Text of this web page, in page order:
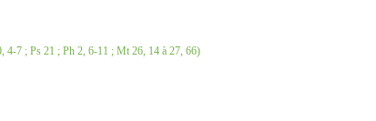
4-7 ; Ps 21 ; Ph 2, 6-11 ; Mt 26, 14 à 27, 66)